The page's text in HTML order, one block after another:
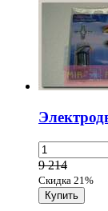
9 214
Скидка 21%